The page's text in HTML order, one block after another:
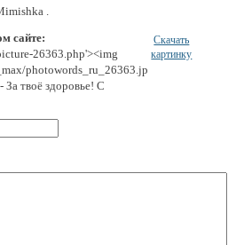
.
сайте:
26363.php'><img
photowords_ru_26363.jp
твоё здоровье! С
Скачать
картинку